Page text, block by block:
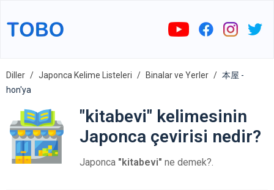
Diller Japonca Kelime Listeleri Binalar ve Yerler
本屋 -
hon'ya
"kitabevi" kelimesinin
Japonca çevirisi nedir?
Japonca "kitabevi" ne demek?.